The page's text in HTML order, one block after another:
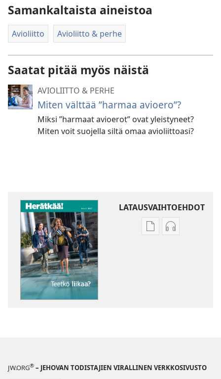
Samankaltaista aineistoa
Avioliitto Avioliitto & perhe
Saatat pitää myös näistä
AVIOLIITTO & PERHE
Miten välttää ”harmaa avioero”?
Miksi ”harmaat avioerot” ovat yleistyneet?
Miten voit suojella siltä omaa avioliittoasi?
LATAUSVAIHTOEHDOT
JulkaisujenÄänitteiden
JW.ORG® – JEHOVAN TODISTAJIEN VIRALLINEN VERKKOSIVUSTO